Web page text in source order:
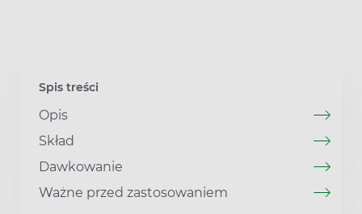
Spis treści
Opis
Skład
Dawkowanie
Ważne przed zastosowaniem